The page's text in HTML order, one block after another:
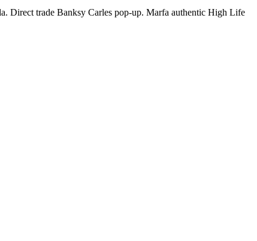
Direct trade Banksy Carles pop-up. Marfa authentic High Life